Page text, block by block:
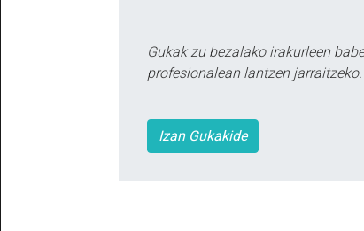
Gukak zu bezalako irakurleen
profesionalean lantzen jarraitzeko.
Izan Gukakide